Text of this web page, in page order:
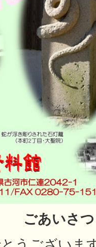
ごあいさつ